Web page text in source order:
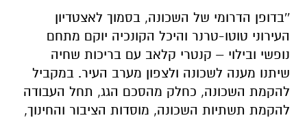
''בדופן הדרומי של השכונה, בסמוך לאצטדיון
העירוני טוטו-טרנר והיכל הקונכיה יוקם מתחם
נופשי ובילוי – קנטרי קלאב עם בריכות שחיה
שיתנו מענה לשכונה ולצפון מערב העיר. במקביל
להקמת השכונה, כחלק מהסכם הגג, תחל העבודה
להקמת תשתיות השכונה, מוסדות הציבור והחינוך,